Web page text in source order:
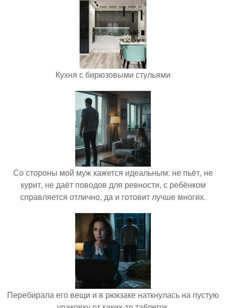
Кухня с бирюзовыми стульями
Со стороны мой муж кажется идеальным: не пьёт, не
курит, не даёт поводов для ревности, с ребёнком
справляется отлично, да и готовит лучше многих.
Перебирала его вещи и в рюкзаке наткнулась на пустую